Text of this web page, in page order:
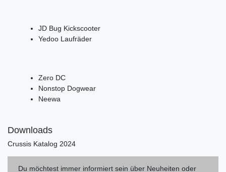
JD Bug Kickscooter
Yedoo Laufräder
Zero DC
Nonstop Dogwear
Neewa
Downloads
Crussis Katalog 2024
Du möchtest immer informiert sein über Neuheiten oder